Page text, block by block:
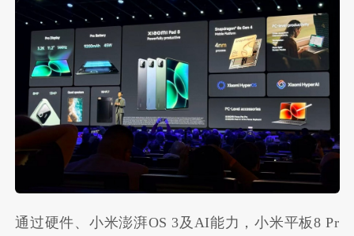
通过硬件、小米澎湃OS 3及AI能力，小米平板8 Pr